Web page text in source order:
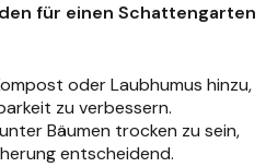
für einen Schattengarten
oder Laubhumus hinzu,
zu verbessern.
Bäumen trocken zu sein,
entscheidend.